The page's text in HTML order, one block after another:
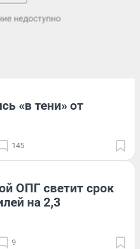
«в тени» от
145
ОПГ светит срок
на 2,3
9